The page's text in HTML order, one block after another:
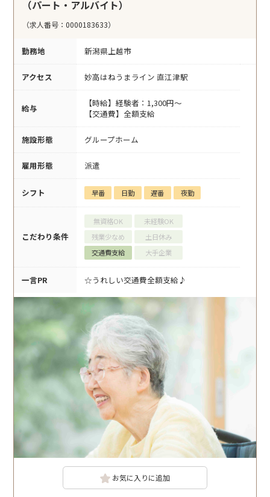
（パート・アルバイト）
（求人番号：0000183633）
勤務地 新潟県上越市
アクセス 妙高はねうまライン 直江津駅
給与
【時給】経験者：1,300円～
【交通費】全額支給
施設形態 グループホーム
雇用形態 派遣
シフト 早番 日勤 遅番 夜勤
こだわり条件
無資格OK
未経験OK
残業少なめ
土日休み
交通費支給
大手企業
一言PR ☆うれしい交通費全額支給♪
お気に入りに追加